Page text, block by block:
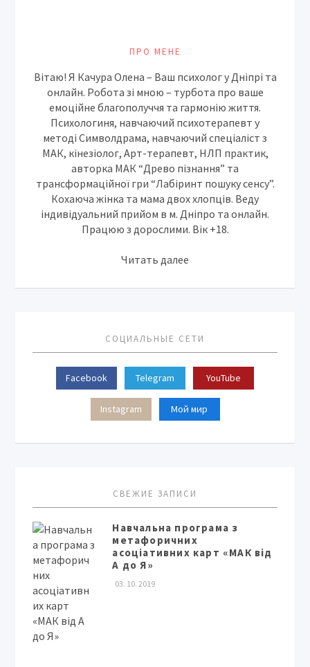
ПРО МЕНЕ
Вітаю! Я Качура Олена – Ваш психолог у Дніпрі та
онлайн. Робота зі мною – турбота про ваше
емоційне благополуччя та гармонію життя.
Психологиня, навчаючий психотерапевт у
методі Символдрама, навчаючий спеціаліст з
МАК, кінезіолог, Арт-терапевт, НЛП практик,
авторка МАК “Древо пізнання” та
трансформаційної гри “Лабіринт пошуку сенсу”.
Кохаюча жінка та мама двох хлопців. Веду
індивідуальний прийом в м. Дніпро та онлайн.
Працюю з дорослими. Вік +18.
Читать далее
СОЦИАЛЬНЫЕ СЕТИ
Facebook Telegram YouTube
Instagram Мой мир
СВЕЖИЕ ЗАПИСИ
Навчальна програма з
метафоричних
асоціативних карт «МАК від
А до Я»
03. 10. 2019